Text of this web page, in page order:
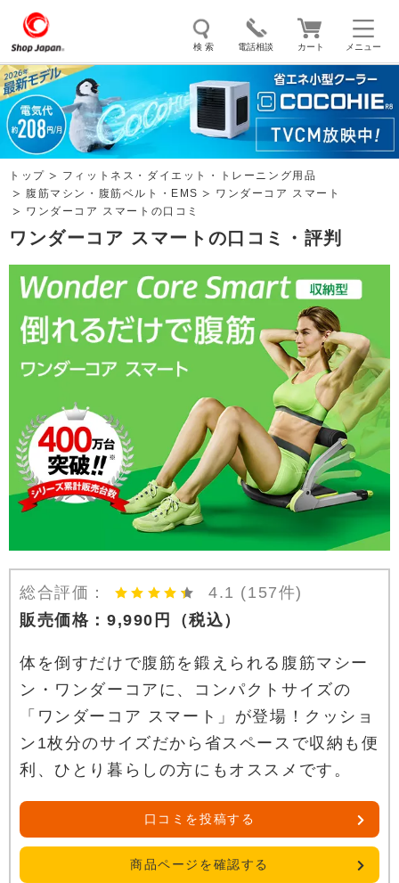
メニュー
検 索 電話相談 カート
トゥルースリーパー ソイリッチ ここひえ 枕
掃除機 クッキングプロ マイキュット
エアコン オーラルスマイル
トップ
フィットネス・ダイエット・トレーニング用品
腹筋マシン・腹筋ベルト・EMS
ワンダーコア スマート
ワンダーコア スマートの口コミ
ワンダーコア スマートの口コミ・評判
総合評価： 4.1 (157件)
販売価格： 9,990 円 （税込）
体を倒すだけで腹筋を鍛えられる腹筋マシー
ン・ワンダーコアに、コンパクトサイズの
「ワンダーコア スマート」が登場！クッショ
ン1枚分のサイズだから省スペースで収納も便
利、ひとり暮らしの方にもオススメです。
口コミを投稿する
商品ページを確認する